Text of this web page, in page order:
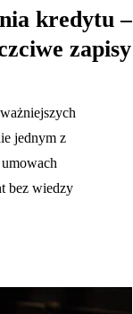
kredytu –
zapisy
jednym z
bez wiedzy